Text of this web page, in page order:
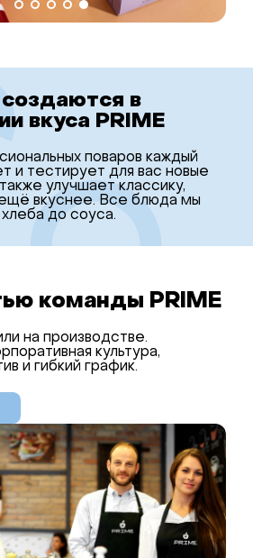
в
вкуса PRIME
поваров каждый
и тестирует для вас новые
улучшает классику,
вкуснее. Все блюда мы
до соуса.
команды PRIME
на производстве.
культура,
и гибкий график.